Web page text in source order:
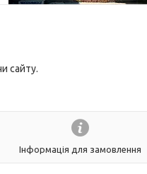
сайту.
Інформація для замовлення